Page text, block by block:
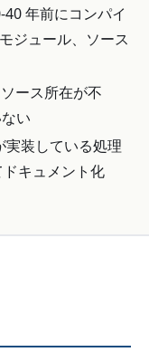
40 年前にコンパイ
ジュール、ソース
ース所在が不
い
実装している処理
ドキュメント化